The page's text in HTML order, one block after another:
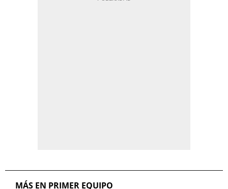
MÁS EN PRIMER EQUIPO